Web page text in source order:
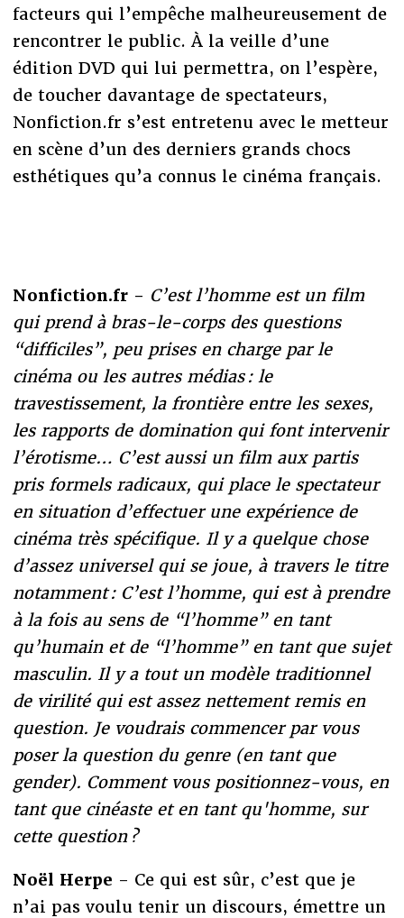
facteurs qui l’empêche malheureusement de
rencontrer le public. À la veille d’une
édition DVD qui lui permettra, on l’espère,
de toucher davantage de spectateurs,
Nonfiction.fr s’est entretenu avec le metteur
en scène d’un des derniers grands chocs
esthétiques qu’a connus le cinéma français.
Nonfiction.fr - C’est l’homme est un film
qui prend à bras-le-corps des questions
“difficiles”, peu prises en charge par le
cinéma ou les autres médias : le
travestissement, la frontière entre les sexes,
les rapports de domination qui font intervenir
l’érotisme… C’est aussi un film aux partis
pris formels radicaux, qui place le spectateur
en situation d’effectuer une expérience de
cinéma très spécifique. Il y a quelque chose
d’assez universel qui se joue, à travers le titre
notamment : C’est l’homme, qui est à prendre
à la fois au sens de “l’homme” en tant
qu’humain et de “l’homme” en tant que sujet
masculin. Il y a tout un modèle traditionnel
de virilité qui est assez nettement remis en
question. Je voudrais commencer par vous
poser la question du genre (en tant que
gender). Comment vous positionnez-vous, en
tant que cinéaste et en tant qu'homme, sur
cette question ?
Noël Herpe - Ce qui est sûr, c’est que je
n’ai pas voulu tenir un discours, émettre un